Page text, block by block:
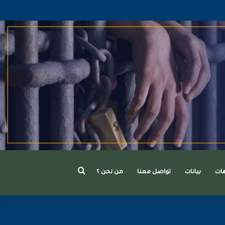
بيانات تواصل معنا من نحن ؟